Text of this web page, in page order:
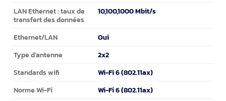
LAN Ethernet : taux de
transfert des données
10,100,1000 Mbit/s
Ethernet/LAN Oui
Type d'antenne 2x2
Standards wifi Wi-Fi 6 (802.11ax)
Norme Wi-Fi Wi-Fi 6 (802.11ax)